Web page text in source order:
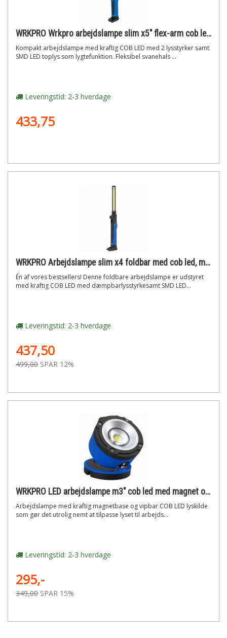
WRKPRO Wrkpro arbejdslampe slim x5" flex-arm cob led, magnet og genopladeligt batteri"
Kompakt arbejdslampe med kraftig COB LED med 2 lysstyrker samt
SMD LED toplys som lygtefunktion. Fleksibel svanehals ...
Leveringstid: 2-3 hverdage
433,75
WRKPRO Arbejdslampe slim x4 foldbar med cob led, magnet og genopladeligt batteri
Én af vores bestsellers! Denne foldbare arbejdslampe er udstyret
med kraftig COB LED med dæmpbarlysstyrkesamt SMD LED...
Leveringstid: 2-3 hverdage
437,50
499,00 SPAR 12%
WRKPRO LED arbejdslampe m3" cob led med magnet og drejbar funktion"
Arbejdslampe med kraftig magnetbase og vipbar COB LED lyskilde
som gør det utrolig nemt at tilpasse lyset til arbejds...
Leveringstid: 2-3 hverdage
295,-
349,00 SPAR 15%